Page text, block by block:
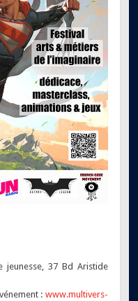
jeunesse, 37 Bd Aristide
: www.multivers-